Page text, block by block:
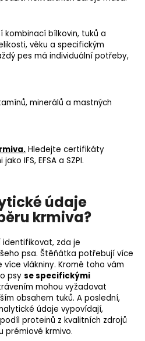
kombinací bílkovin, tuků a
věku a specifickým
pes má individuální potřeby,
minerálů a mastných
Hledejte certifikáty
IFS, EFSA a SZPI.
údaje
krmiva?
zda je
psa. Štěňátka potřebují více
více vlákniny. Kromě toho vám
psy se specifickými
mohou vyžadovat
obsahem tuků. A poslední,
údaje vypovídají,
proteinů z kvalitních zdrojů
prémiové krmivo.